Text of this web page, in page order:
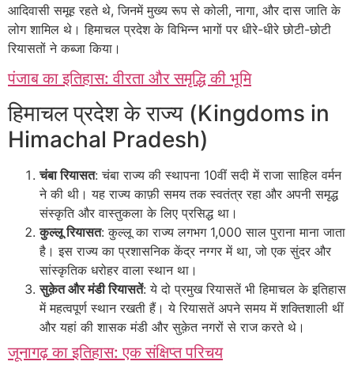
आदिवासी समूह रहते थे, जिनमें मुख्य रूप से कोली, नागा, और दास जाति के
लोग शामिल थे। हिमाचल प्रदेश के विभिन्न भागों पर धीरे-धीरे छोटी-छोटी
रियासतों ने कब्जा किया।
पंजाब का इतिहास: वीरता और समृद्धि की भूमि
हिमाचल प्रदेश के राज्य (Kingdoms in
Himachal Pradesh)
चंबा रियासत: चंबा राज्य की स्थापना 10वीं सदी में राजा साहिल वर्मन
ने की थी। यह राज्य काफ़ी समय तक स्वतंत्र रहा और अपनी समृद्ध
संस्कृति और वास्तुकला के लिए प्रसिद्ध था।
कुल्लू रियासत: कुल्लू का राज्य लगभग 1,000 साल पुराना माना जाता
है। इस राज्य का प्रशासनिक केंद्र नग्गर में था, जो एक सुंदर और
सांस्कृतिक धरोहर वाला स्थान था।
सुक़ेत और मंडी रियासतें: ये दो प्रमुख रियासतें भी हिमाचल के इतिहास
में महत्वपूर्ण स्थान रखती हैं। ये रियासतें अपने समय में शक्तिशाली थीं
और यहां की शासक मंडी और सुक़ेत नगरों से राज करते थे।
जूनागढ़ का इतिहास: एक संक्षिप्त परिचय